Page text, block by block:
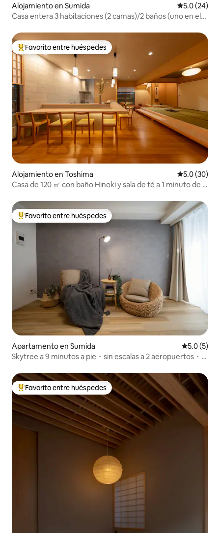
Alojamiento en Sumida Calificación
5.0 (24)
Casa entera 3 habitaciones (2 camas)/2 baños (uno en el
Favorito entre huéspedes preferido
Favorito entre huéspedes
Alojamiento en Toshima Calificación
5.0 (30)
Casa de 120 ㎡ con baño Hinoki y sala de té a 1 minuto de la
Favorito entre huéspedes preferido
Favorito entre huéspedes
Apartamento en Sumida
5.0 (5)
Skytree a 9 minutos a pie・sin escalas a 2 aeropuertos・2
Favorito entre huéspedes preferido
Favorito entre huéspedes